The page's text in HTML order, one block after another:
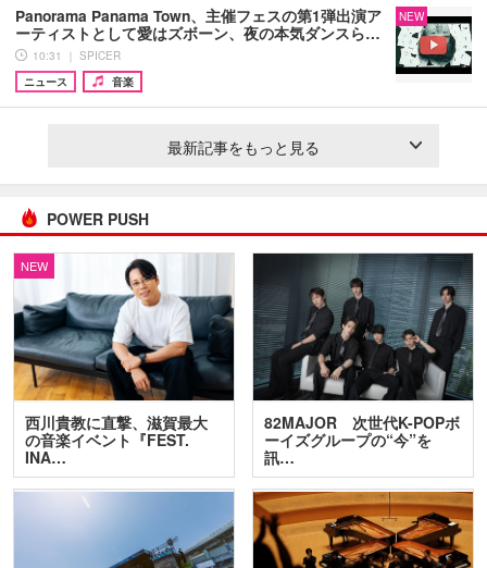
Panorama Panama Town、主催フェスの第1弾出演ア
ーティストとして愛はズボーン、夜の本気ダンスら…
10:31 ｜ SPICER
ニュース
音楽
NEW
最新記事をもっと見る
POWER PUSH
NEW
西川貴教に直撃、滋賀最大
の音楽イベント『FEST.
INA…
82MAJOR 次世代K-POPボ
ーイズグループの“今”を
訊…